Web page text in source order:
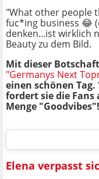
"What other people
fuc*ing business 😂
denken...ist wirklich
Beauty zu dem Bild.
Mit dieser
"Germanys Next
einen schönen
fordert sie die
Menge "Goodvibes"!
Elena verpasst